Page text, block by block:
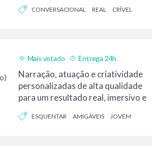
CONVERSACIONAL REAL CRÍVEL
Mais votado Entrega 24h
Narração, atuação e criatividade
personalizadas de alta qualidade
para um resultado real, imersivo e
ESQUENTAR AMIGÁVEIS JOVEM